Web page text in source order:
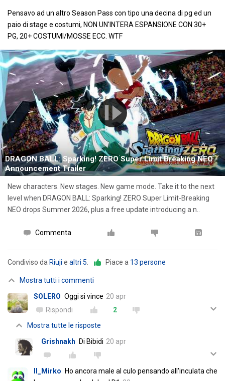
Pensavo ad un altro Season Pass con tipo una decina di pg ed un
paio di stage e costumi, NON UN'INTERA ESPANSIONE CON 30+
PG, 20+ COSTUMI/MOSSE ECC. WTF
DRAGON BALL: Sparking! ZERO Super Limit Breaking NEO -
Announcement Trailer
New characters. New stages. New game mode. Take it to the next
level when DRAGON BALL: Sparking! ZERO Super Limit-Breaking
NEO drops Summer 2026, plus a free update introducing a n..
Commenta
Condiviso da Riuji e altri 5 Piace a 13 persone
Mostra tutti i commenti
SOLERO Oggi si vince 20 apr
Rispondi
2
Mostra tutte le risposte
Grishnakh Di Bibidi 20 apr
Il_Mirko Ho ancora male al culo pensando all'inculata che